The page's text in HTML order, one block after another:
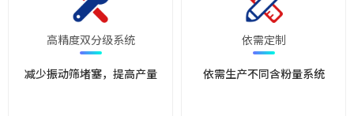
高精度双分级系统
减少振动筛堵塞，提高产量
依需定制
依需生产不同含粉量系统